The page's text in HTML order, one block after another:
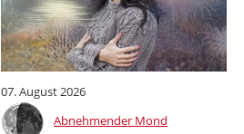
07. August 2026
Abnehmender Mond